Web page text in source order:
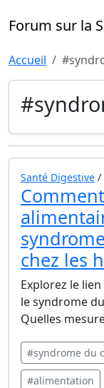
Forum sur la
Accueil
Santé Digestive /
chez les
Explorez le
le syndrome
Quelles
#syndrome du
#alimentation